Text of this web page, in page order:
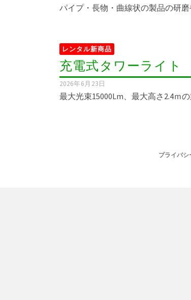
パイプ・長物・曲線状の製品の研
レンタル新商品
充電式タワーライト
2026年6月23日
最大光束15000Lm、最大高さ2.4ｍ
プライバシ